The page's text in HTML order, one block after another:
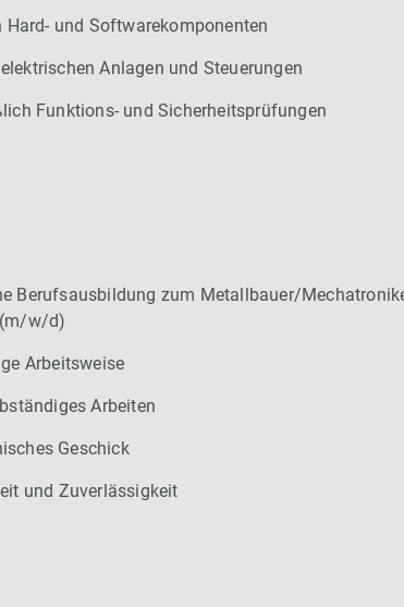
und Softwarekomponenten
Anlagen und Steuerungen
Funktions- und Sicherheitsprüfungen
Berufsausbildung zum Metallbauer/
w/d)
Arbeitsweise
Arbeiten
Geschick
und Zuverlässigkeit